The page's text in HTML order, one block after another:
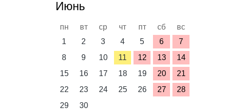
Июнь
пн вт ср чт пт сб
вс
1
2 3 4 5 6
7
8
9 10 11 12 13
14
15
16 17 18 19 20
21
22
23 24 25 26 27
28
29
30